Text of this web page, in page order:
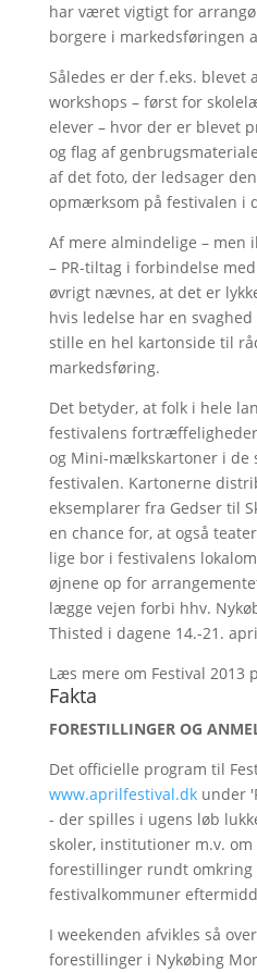
har været vigtigt for
borgere i markedsføringen
Således er der f.eks. blevet
workshops – først for
elever – hvor der er blevet
og flag af
af det foto, der ledsager
opmærksom på festivalen i
Af mere almindelige – men
– PR-tiltag i forbindelse
øvrigt nævnes, at det er
hvis ledelse har en
stille en hel kartonside til
markedsføring.
Det betyder, at folk i hele
festivalens
og Mini-mælkskartoner i de
festivalen. Kartonerne
eksemplarer fra Gedser til
en chance for, at også
lige bor i festivalens
øjnene op for
lægge vejen forbi hhv.
Thisted i dagene 14.-21.
Læs mere om Festival 2013
Fakta
FORESTILLINGER OG
Det officielle program til
www.aprilfestival.dkunder
- der spilles i ugens løb
skoler, institutioner m.v. om
forestillinger rundt omkring
festivalkommuner
I weekenden afvikles så
forestillinger i Nykøbing